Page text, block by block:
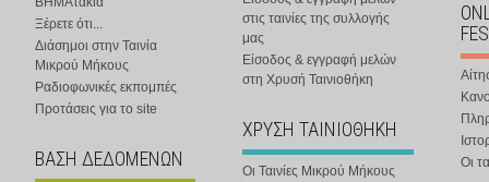
Ξέρετε ότι...
Διάσημοι στην Ταινία
Μικρού Μήκους
Ραδιοφωνικές εκπομπές
Προτάσεις για το site
ΒΑΣΗ ΔΕΔΟΜΕΝΩΝ
στις ταινίες της συλλογής
μας
Είσοδος & εγγραφή μελών
στη Χρυσή Ταινιοθήκη
ΧΡΥΣΗ ΤΑΙΝΙΟΘΗΚΗ
Οι Ταινίες Μικρού Μήκους
Οι